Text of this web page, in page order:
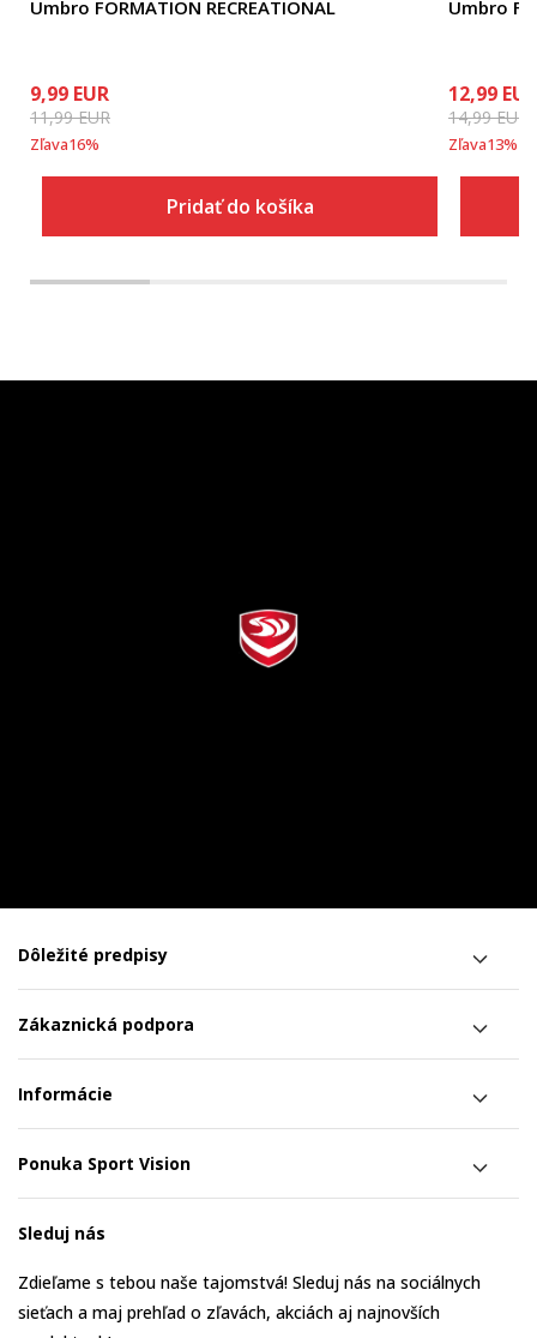
Umbro FORMATION RECREATIONAL
9,99 EUR
11,99EUR
Zľava16%
Pridať do košíka
Umbro
12,99 EUR
14,99EUR
Zľava13%
Dôležité predpisy
Zákaznická podpora
Informácie
Ponuka Sport Vision
Sleduj nás
Zdieľame s tebou naše tajomstvá! Sleduj nás na sociálnych
sieťach a maj prehľad o zľavách, akciách aj najnovších